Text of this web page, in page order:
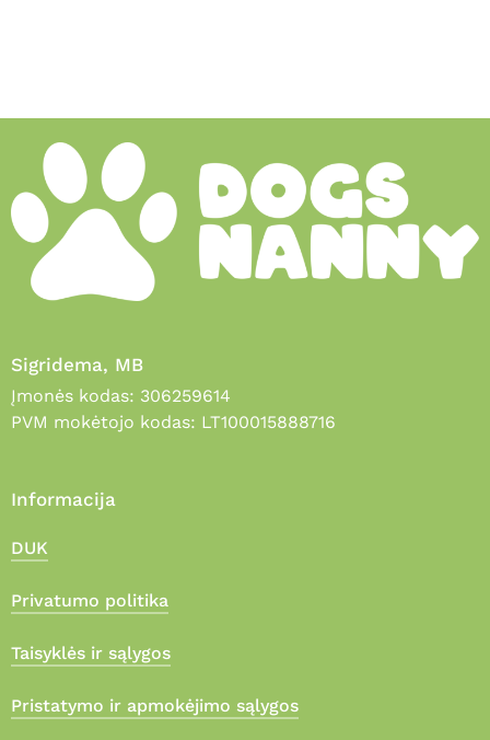
Sigridema, MB
Įmonės kodas: 306259614
PVM mokėtojo kodas: LT100015888716
Informacija
DUK
Privatumo politika
Taisyklės ir sąlygos
Pristatymo ir apmokėjimo sąlygos